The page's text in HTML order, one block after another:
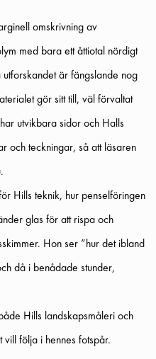
omskrivning av
med bara ett åttiotal nördigt
är fängslande nog
gör sitt till, väl förvaltat
utvikbara sidor och Halls
och teckningar, så att läsaren
Hills teknik, hur penselföringen
glas för att rispa och
Hon ser ”hur det ibland
då i benådade stunder,
Hills landskapsmåleri och
vill följa i hennes fotspår.